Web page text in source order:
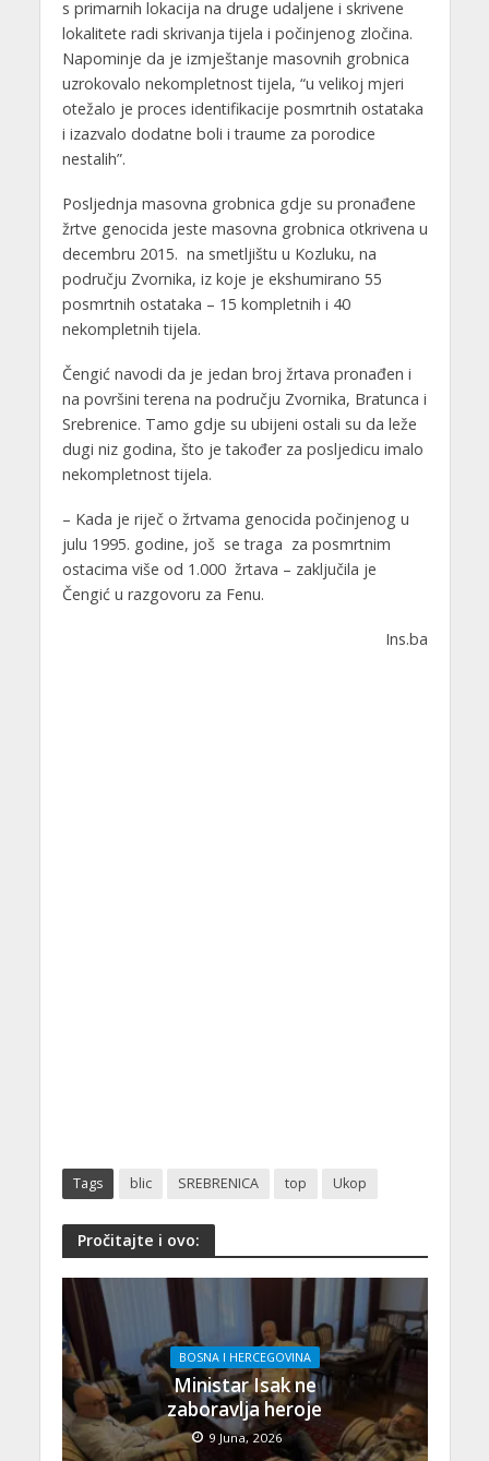
s primarnih lokacija na druge udaljene i skrivene
lokalitete radi skrivanja tijela i počinjenog zločina.
Napominje da je izmještanje masovnih grobnica
uzrokovalo nekompletnost tijela, “u velikoj mjeri
otežalo je proces identifikacije posmrtnih ostataka
i izazvalo dodatne boli i traume za porodice
nestalih”.
Posljednja masovna grobnica gdje su pronađene
žrtve genocida jeste masovna grobnica otkrivena u
decembru 2015. na smetljištu u Kozluku, na
području Zvornika, iz koje je ekshumirano 55
posmrtnih ostataka – 15 kompletnih i 40
nekompletnih tijela.
Čengić navodi da je jedan broj žrtava pronađen i
na površini terena na području Zvornika, Bratunca i
Srebrenice. Tamo gdje su ubijeni ostali su da leže
dugi niz godina, što je također za posljedicu imalo
nekompletnost tijela.
– Kada je riječ o žrtvama genocida počinjenog u
julu 1995. godine, još se traga za posmrtnim
ostacima više od 1.000 žrtava – zaključila je
Čengić u razgovoru za Fenu.
Ins.ba
Tags blic SREBRENICA top Ukop
Pročitajte i ovo:
BOSNA I HERCEGOVINA
Ministar Isak ne
zaboravlja heroje
9 Juna, 2026